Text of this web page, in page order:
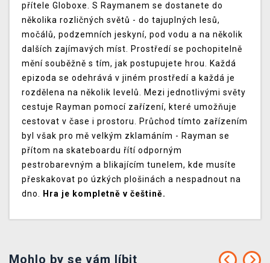
přítele Globoxe. S Raymanem se dostanete do
několika rozličných světů - do tajuplných lesů,
močálů, podzemních jeskyní, pod vodu a na několik
dalších zajímavých míst. Prostředí se pochopitelně
mění souběžně s tím, jak postupujete hrou. Každá
epizoda se odehrává v jiném prostředí a každá je
rozdělena na několik levelů. Mezi jednotlivými světy
cestuje Rayman pomocí zařízení, které umožňuje
cestovat v čase i prostoru. Průchod tímto zařízením
byl však pro mě velkým zklamáním - Rayman se
přítom na skateboardu řítí odporným
pestrobarevným a blikajícím tunelem, kde musíte
přeskakovat po úzkých plošinách a nespadnout na
dno. Hra je kompletně v češtině.
Mohlo by se vám líbit